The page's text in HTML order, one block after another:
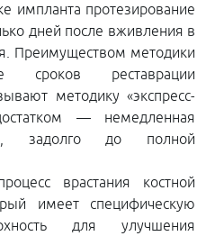
импланта протезирование
дней после вживления в
Преимуществом методики
сроков реставрации
методику «экспресс-
— немедленная
задолго до полной
врастания костной
имеет специфическую
для улучшения